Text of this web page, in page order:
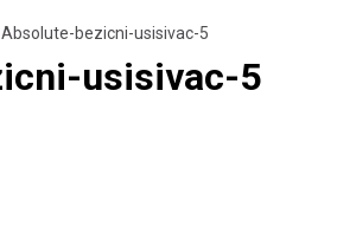
bezicni-usisivac-5
usisivac-5